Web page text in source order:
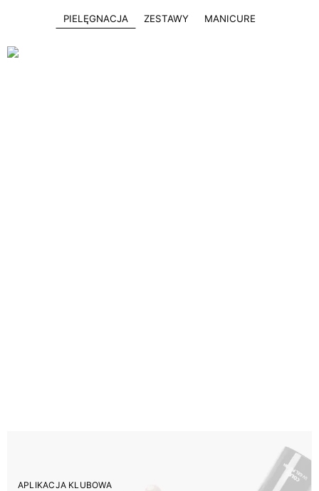
PIELĘGNACJA ZESTAWY MANICURE
APLIKACJA KLUBOWA